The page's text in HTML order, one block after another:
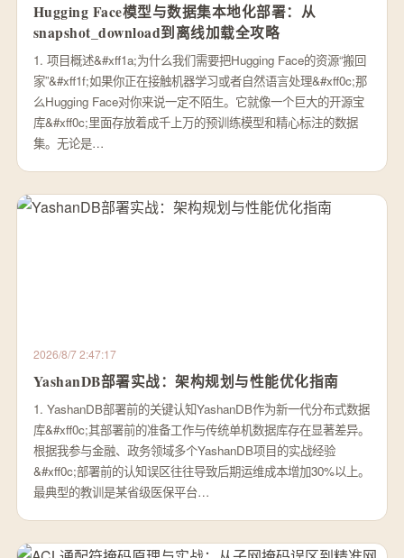
Hugging Face模型与数据集本地化部署：从
snapshot_download到离线加载全攻略
1. 项目概述&#xff1a;为什么我们需要把Hugging Face的资源“搬回
家”&#xff1f;如果你正在接触机器学习或者自然语言处理&#xff0c;那
么Hugging Face对你来说一定不陌生。它就像一个巨大的开源宝
库&#xff0c;里面存放着成千上万的预训练模型和精心标注的数据
集。无论是…
2026/8/7 2:47:17
YashanDB部署实战：架构规划与性能优化指南
1. YashanDB部署前的关键认知YashanDB作为新一代分布式数据
库&#xff0c;其部署前的准备工作与传统单机数据库存在显著差异。
根据我参与金融、政务领域多个YashanDB项目的实战经验
&#xff0c;部署前的认知误区往往导致后期运维成本增加30%以上。
最典型的教训是某省级医保平台…